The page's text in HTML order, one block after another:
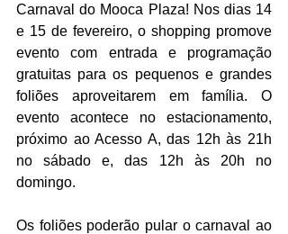
Carnaval do Mooca Plaza! Nos dias 14
e 15 de fevereiro, o shopping promove
evento com entrada e programação
gratuitas para os pequenos e grandes
foliões aproveitarem em família. O
evento acontece no estacionamento,
próximo ao Acesso A, das 12h às 21h
no sábado e, das 12h às 20h no
domingo.
Os foliões poderão pular o carnaval ao